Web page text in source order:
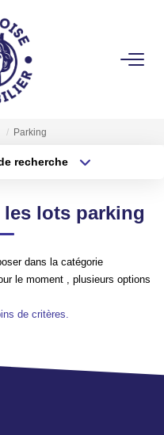
RÉALISÉES
Parking
recherche
Plus de critères
les lots parking
dans la catégorie
le moment , plusieurs options
de critères.